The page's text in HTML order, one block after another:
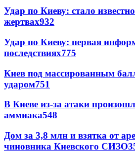
Удар по Киеву: стало
жертвах932
Удар по Киеву: первая
последствиях775
Киев под массированным
ударом751
В Киеве из-за атаки
аммиака548
Дом за 3,8 млн и взятка от
чиновника Киевского СИЗО